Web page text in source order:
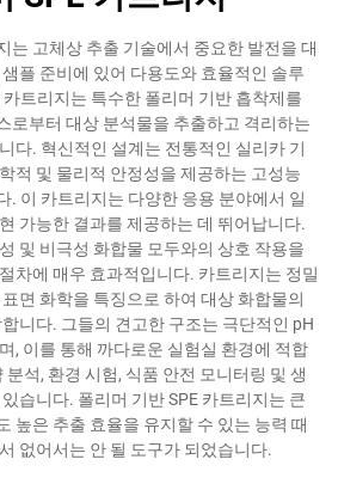
는 고체상 추출 기술에서 중요한 발전을 대
플 준비에 있어 다용도와 효율적인 솔루
트리지는 특수한 폴리머 기반 흡착제를
로부터 대상 분석물을 추출하고 격리하는
다. 혁신적인 설계는 전통적인 실리카 기
적 및 물리적 안정성을 제공하는 고성능
. 이 카트리지는 다양한 응용 분야에서 일
가능한 결과를 제공하는 데 뛰어납니다.
및 비극성 화합물 모두와의 상호 작용을
차에 매우 효과적입니다. 카트리지는 정밀
면 화학을 특징으로 하여 대상 화합물의
니다. 그들의 견고한 구조는 극단적인 pH
, 이를 통해 까다로운 실험실 환경에 적합
석, 환경 시험, 식품 안전 모니터링 및 생
습니다. 폴리머 기반 SPE 카트리지는 큰
높은 추출 효율을 유지할 수 있는 능력 때
없어서는 안 될 도구가 되었습니다.